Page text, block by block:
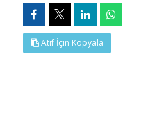
Atıf İçin Kopyala